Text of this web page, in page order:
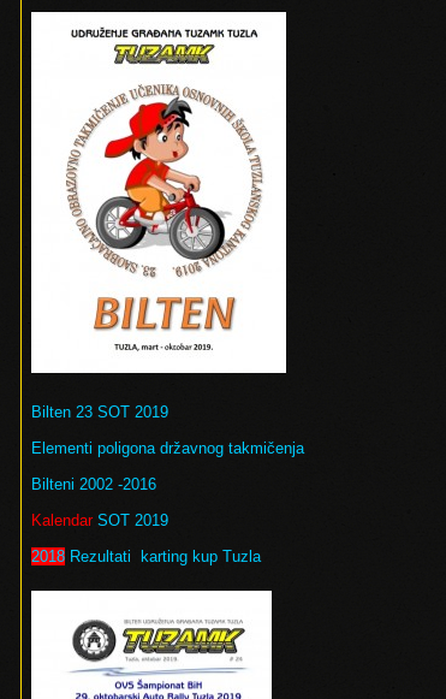
Bilten 23 SOT 2019
Elementi poligona državnog takmičenja
Bilteni 2002 -2016
KalendarSOT 2019
2018 Rezultati karting kup Tuzla